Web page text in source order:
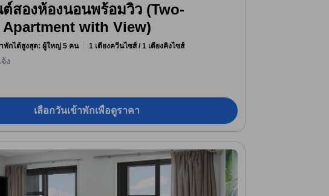
ต์สองห้องนอนพร้อมวิว (Two-
with View)
าพักได้สูงสุด: ผู้ใหญ่ 5 คน 1 เตียงควีนไซส์ / 1 เตียงคิงไซส์
ง
เลือกวันเข้าพักเพื่อดูราคา